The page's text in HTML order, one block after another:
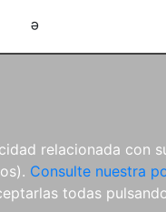
relacionada con
Consulte nuestra
todas
e